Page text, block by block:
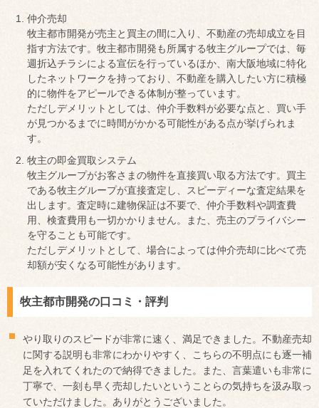
仲介売却
牧主都市開発が売主と買主の間に入り、不動産の売却成立を目
指す方法です。牧主都市開発も所属する牧主グループでは、毎
週折込チラシによる宣伝を行っているほか、南大阪地域に特化
したネットワークを持っており、不動産を購入したい方に積極
的に物件をアピールできる体制が整っています。
ただしデメリットとしては、仲介手数料が必要な点と、買い手
が見つかるまでに時間がかかる可能性がある点が挙げられま
す。
牧主の即金買取システム
牧主グループがお客さまの物件を直接買い取る方法です。買主
である牧主グループが直接査定し、スピーディーな査定結果を
出します。査定時に建物保証は不要で、仲介手数料や調査費
用、検査費用も一切かかりません。また、売主のプライバシー
を守ることも可能です。
ただしデメリットとして、場合によっては仲介売却に比べて売
却額が安くなる可能性があります。
牧主都市開発の口コミ・評判
やり取りのスピードが非常に速く、満足できました。不動産売却
に関する説明も非常にわかりやすく、こちらの不明点にも逐一補
足を入れてくれたので納得できました。また、言葉遣いも非常に
丁寧で、一刻も早く売却したいということらの気持ちを汲み取っ
ていただけました。ありがとうございました。